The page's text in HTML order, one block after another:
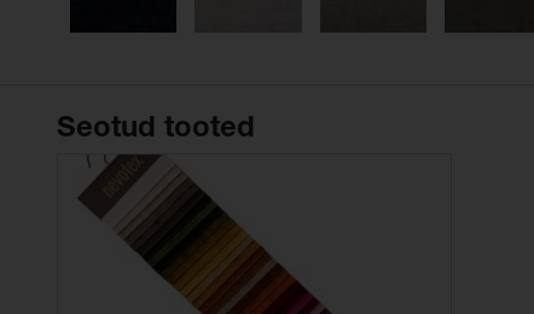
Seotud tooted